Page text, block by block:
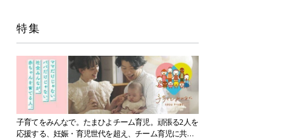
特集
子育てをみんなで。たまひよチーム育児。頑張る2人を
応援する、妊娠・育児世代を超え、チーム育児に共感